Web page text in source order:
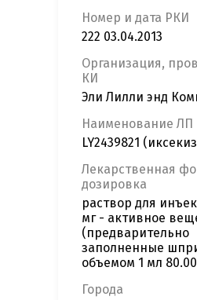
Номер и дата РКИ
222 03.04.2013
Организация,
КИ
Эли Лилли энд
Наименование ЛП
LY2439821
Лекарственная
дозировка
раствор для
мг - активное
(предварительно
заполненные
объемом 1 мл
Города